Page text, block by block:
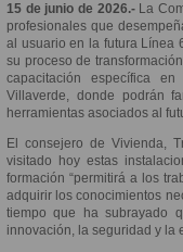
15 de junio de 2026.- La
profesionales que
al usuario en la futura Línea
su proceso de
capacitación específica
Villaverde, donde podrán
herramientas asociados al
El consejero de Vivienda,
visitado hoy estas
formación “permitirá a los
adquirir los conocimientos
tiempo que ha subrayado
innovación, la seguridad y la